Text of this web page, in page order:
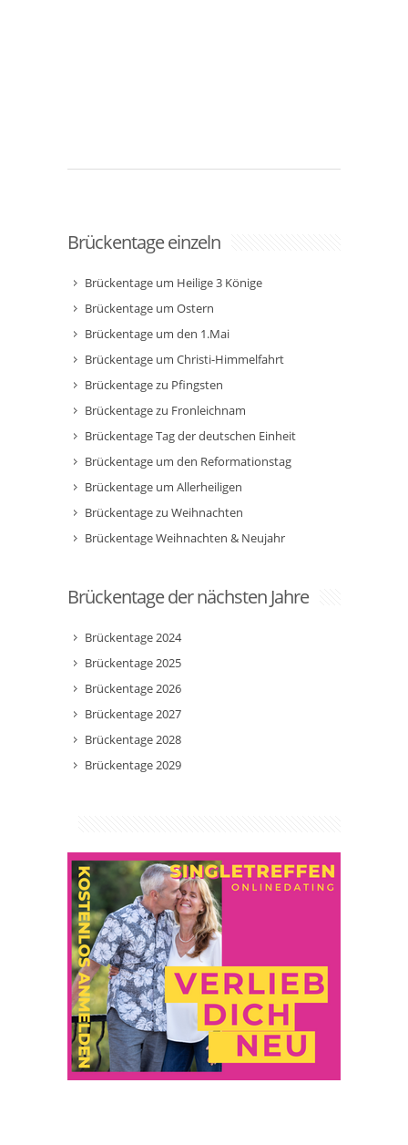
Brückentage einzeln
Brückentage um Heilige 3 Könige
Brückentage um Ostern
Brückentage um den 1.Mai
Brückentage um Christi-Himmelfahrt
Brückentage zu Pfingsten
Brückentage zu Fronleichnam
Brückentage Tag der deutschen Einheit
Brückentage um den Reformationstag
Brückentage um Allerheiligen
Brückentage zu Weihnachten
Brückentage Weihnachten & Neujahr
Brückentage der nächsten Jahre
Brückentage 2024
Brückentage 2025
Brückentage 2026
Brückentage 2027
Brückentage 2028
Brückentage 2029